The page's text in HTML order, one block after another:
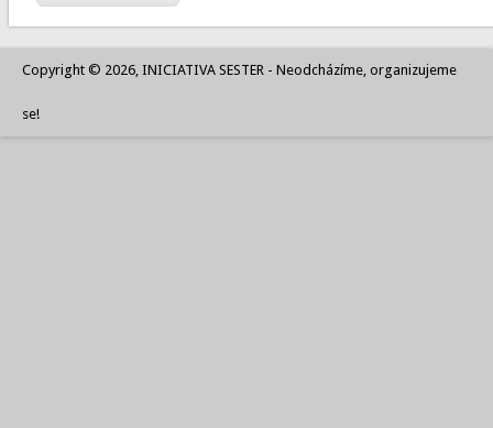
Copyright © 2026, INICIATIVA SESTER - Neodcházíme, organizujeme
se!